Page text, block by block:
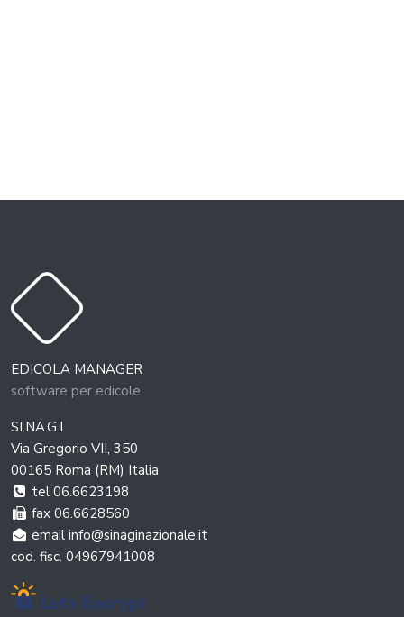
EDICOLA MANAGER
software per edicole
SI.NA.G.I.
Via Gregorio VII, 350
00165 Roma (RM) Italia
tel 06.6623198
fax 06.6628560
email info@sinaginazionale.it
cod. fisc. 04967941008